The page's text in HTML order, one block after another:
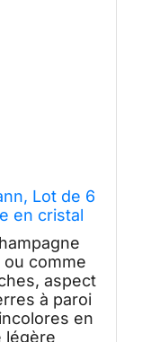
Lot de 6
en cristal
comme
aspect
à paroi
en
légère